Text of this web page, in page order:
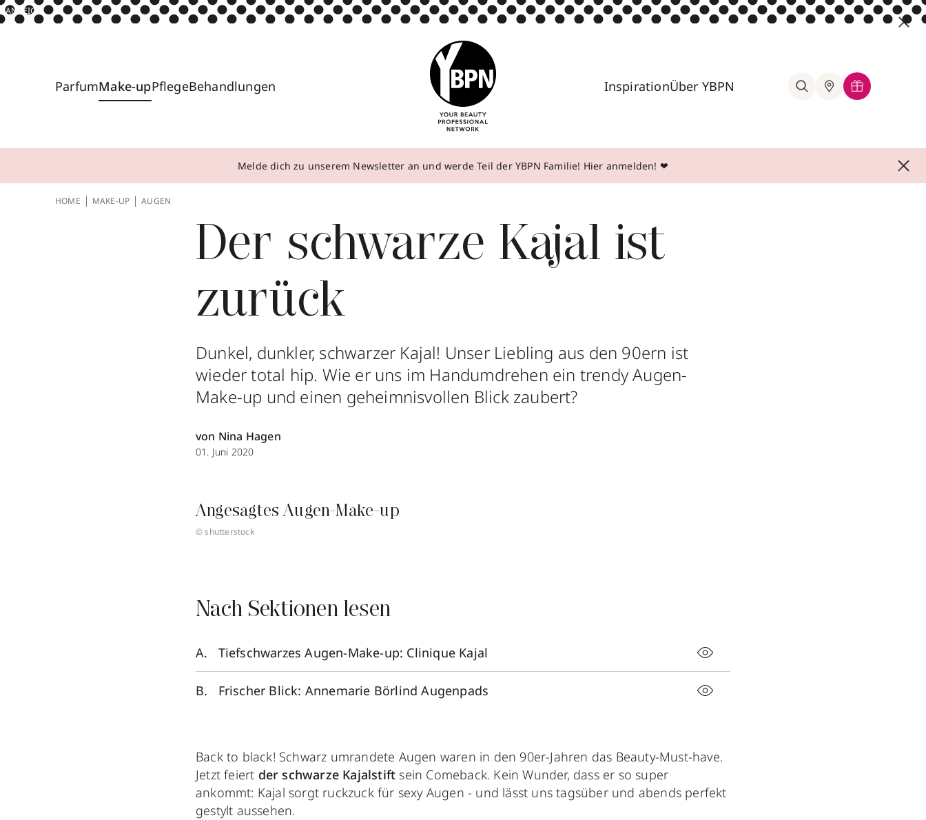
ANZEIGE
ParfumMake-upPflegeBehandlungen InspirationÜber YBPN
Melde dich zu unserem Newsletter an und werde Teil der YBPN Familie! Hier anmelden! ❤
HOME MAKE-UP AUGEN
Der schwarze Kajal ist
zurück
Dunkel, dunkler, schwarzer Kajal! Unser Liebling aus den 90ern ist
wieder total hip. Wie er uns im Handumdrehen ein trendy Augen-
Make-up und einen geheimnisvollen Blick zaubert?
von Nina Hagen
01. Juni 2020
Angesagtes Augen-Make-up
© shutterstock
Nach Sektionen lesen
Tiefschwarzes Augen-Make-up: Clinique Kajal
Frischer Blick: Annemarie Börlind Augenpads
Back to black! Schwarz umrandete Augen waren in den 90er-Jahren das Beauty-Must-have.
Jetzt feiert der schwarze Kajalstift sein Comeback. Kein Wunder, dass er so super
ankommt: Kajal sorgt ruckzuck für sexy Augen - und lässt uns tagsüber und abends perfekt
gestylt aussehen.